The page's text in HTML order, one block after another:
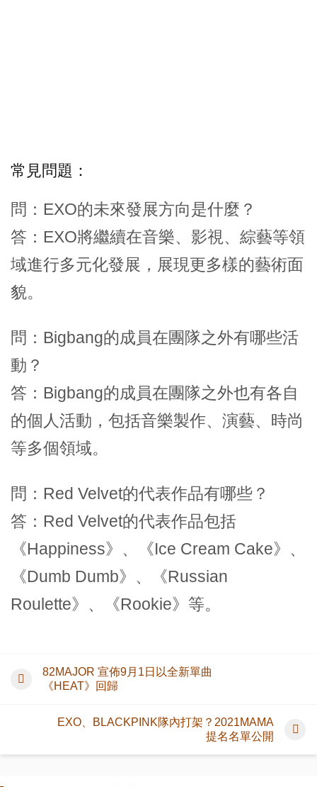
常見問題：
問：EXO的未來發展方向是什麼？
答：EXO將繼續在音樂、影視、綜藝等領
域進行多元化發展，展現更多樣的藝術面
貌。
問：Bigbang的成員在團隊之外有哪些活
動？
答：Bigbang的成員在團隊之外也有各自
的個人活動，包括音樂製作、演藝、時尚
等多個領域。
問：Red Velvet的代表作品有哪些？
答：Red Velvet的代表作品包括
《Happiness》、《Ice Cream Cake》、
《Dumb Dumb》、《Russian
Roulette》、《Rookie》等。
82MAJOR 宣佈9月1日以全新單曲
《HEAT》回歸
EXO、BLACKPINK隊內打架？2021MAMA
提名名單公開